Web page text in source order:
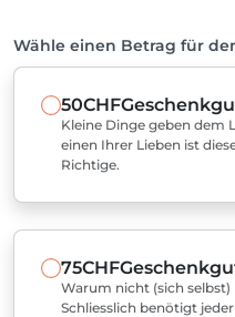
Wähle einen Betrag für
50CHF
Kleine Dinge geben dem
einen Ihrer Lieben ist
Richtige.
75CHF
Warum nicht (sich selbst)
Schliesslich benötigt